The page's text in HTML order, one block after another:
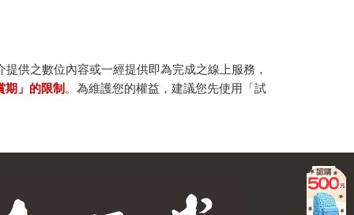
供之數位內容或一經提供即為完成之線上服務，
期」的限制 。為維護您的權益，建議您先使用「試